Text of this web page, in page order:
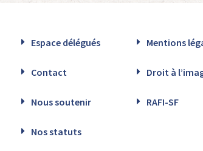
Espace délégués Mentions
Contact Droit à
Nous soutenir RAFI-SF
Nos statuts